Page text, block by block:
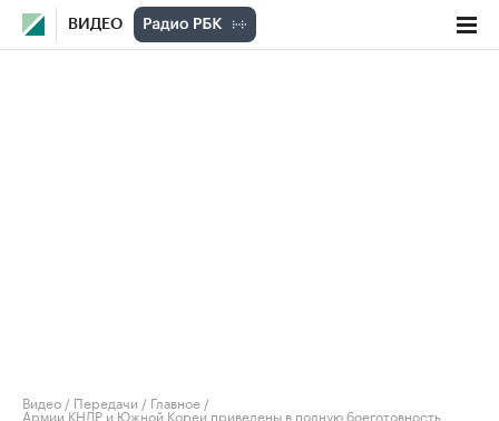
ВИДЕО
Видео / Передачи / Главное /
Армии КНДР и Южной Кореи приведены в полную боеготовность